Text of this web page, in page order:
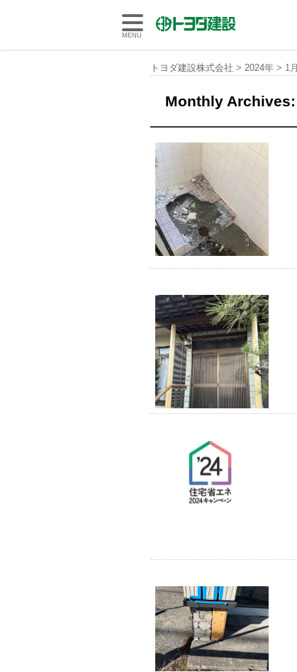
トヨダ建設株式会社
MENU
トヨダ建設株式会社 > 2024年 > 1月
Monthly Archives: